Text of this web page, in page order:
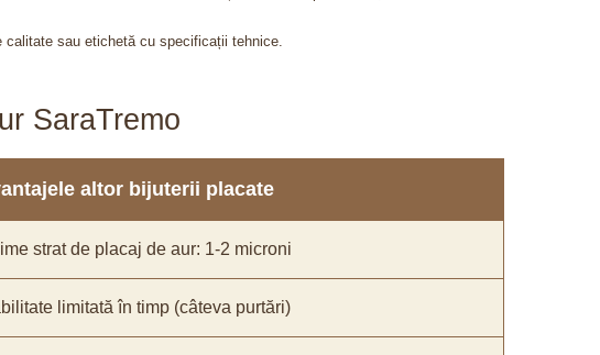
sau etichetă cu specificații tehnice.
SaraTremo
altor bijuterii placate
strat de placaj de aur: 1-2 microni
limitată în timp (câteva purtări)